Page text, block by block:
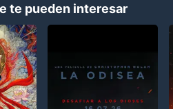
te pueden interesar